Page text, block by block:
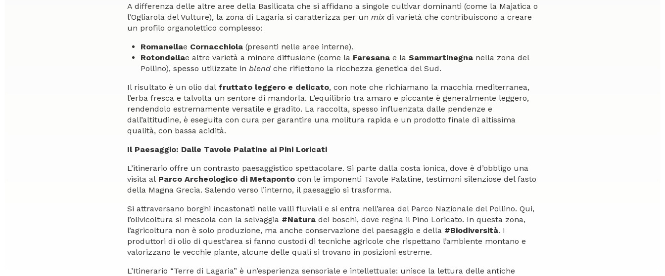
A differenza delle altre aree della Basilicata che si affidano a singole cultivar dominanti (come la Majatica o
l’Ogliarola del Vulture), la zona di Lagaria si caratterizza per un mixdi varietà che contribuiscono a creare
un profilo organolettico complesso:
Romanellae Cornacchiola (presenti nelle aree interne).
Rotondellae altre varietà a minore diffusione (come la Faresana e laSammartinegna nella zona del
Pollino), spesso utilizzate inblend che riflettono la ricchezza genetica del Sud.
Il risultato è un olio dal fruttato leggero e delicato, con note che richiamano la macchia mediterranea,
l’erba fresca e talvolta un sentore di mandorla. L’equilibrio tra amaro e piccante è generalmente leggero,
rendendolo estremamente versatile e gradito. La raccolta, spesso influenzata dalle pendenze e
dall’altitudine, è eseguita con cura per garantire una molitura rapida e un prodotto finale di altissima
qualità, con bassa acidità.
Il Paesaggio: Dalle Tavole Palatine ai Pini Loricati
L’itinerario offre un contrasto paesaggistico spettacolare. Si parte dalla costa ionica, dove è d’obbligo una
visita al Parco Archeologico di Metaponto con le imponenti Tavole Palatine, testimoni silenziose del fasto
della Magna Grecia. Salendo verso l’interno, il paesaggio si trasforma.
Si attraversano borghi incastonati nelle valli fluviali e si entra nell’area del Parco Nazionale del Pollino. Qui,
l’olivicoltura si mescola con la selvaggia #Natura dei boschi, dove regna il Pino Loricato. In questa zona,
l’agricoltura non è solo produzione, ma anche conservazione del paesaggio e della #Biodiversità. I
produttori di olio di quest’area si fanno custodi di tecniche agricole che rispettano l’ambiente montano e
valorizzano le vecchie piante, alcune delle quali si trovano in posizioni estreme.
L’Itinerario “Terre di Lagaria” è un’esperienza sensoriale e intellettuale: unisce la lettura delle antiche